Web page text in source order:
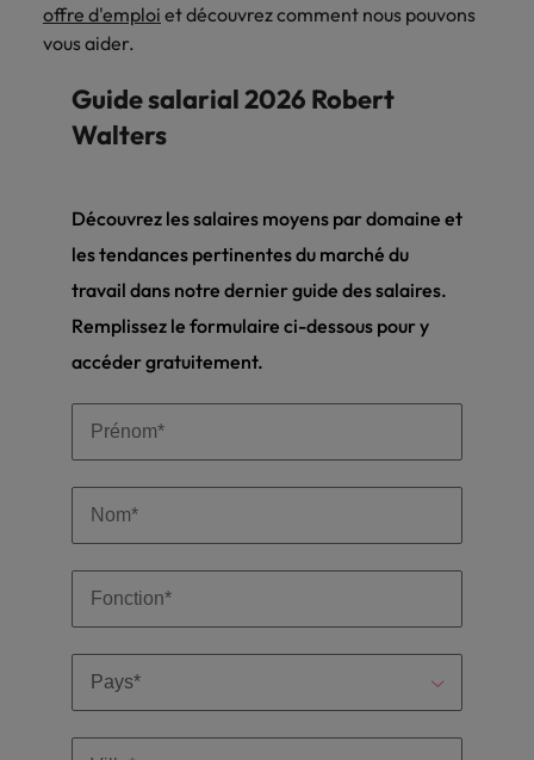
offre d'emploi et découvrez comment nous pouvons
vous aider.
Guide salarial 2026 Robert
Walters
Découvrez les salaires moyens par domaine et
les tendances pertinentes du marché du
travail dans notre dernier guide des salaires.
Remplissez le formulaire ci-dessous pour y
accéder gratuitement.